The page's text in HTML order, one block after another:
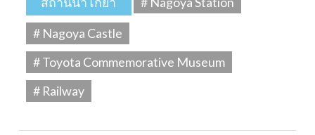
# Nagoya Castle
# Toyota Commemorative Museum
# Railway